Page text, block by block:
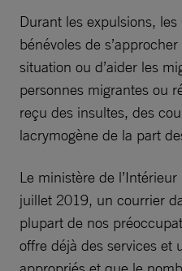
Durant les expulsions,
bénévoles de
situation ou d’aider les
personnes migrantes ou
reçu des insultes, des
lacrymogène de la part
Le ministère de
juillet 2019, un courrier
plupart de nos
offre déjà des services et